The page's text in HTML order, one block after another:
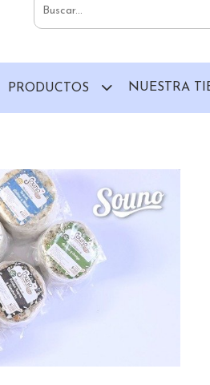
PRODUCTOS NUESTRA